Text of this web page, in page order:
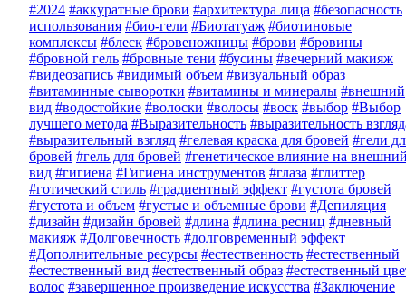
#2024 #аккуратные брови #архитектура лица #безопасность
использования #био-гели #Биотатуаж #биотиновые
комплексы #блеск #бровеножницы #брови #бровины
#бровной гель #бровные тени #бусины #вечерний макияж
#видеозапись #видимый объем #визуальный образ
#витаминные сыворотки #витамины и минералы #внешний
вид #водостойкие #волоски #волосы #воск #выбор #Выбор
лучшего метода #Выразительность #выразительность
#выразительный взгляд #гелевая краска для бровей #гели
бровей #гель для бровей #генетическое влияние на
вид #гигиена #Гигиена инструментов #глаза #глиттер
#готический стиль #градиентный эффект #густота бровей
#густота и объем #густые и объемные брови #Депиляция
#дизайн #дизайн бровей #длина #длина ресниц #дневный
макияж #Долговечность #долговременный эффект
#Дополнительные ресурсы #естественность #естественный
#естественный вид #естественный образ #естественный
волос #завершенное произведение искусства #Заключение